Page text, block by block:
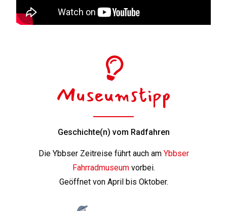
Museumstipp
Geschichte(n) vom Radfahren
Die Ybbser Zeitreise führt auch am Ybbser
Fahrradmuseumvorbei.
Geöffnet von April bis Oktober.